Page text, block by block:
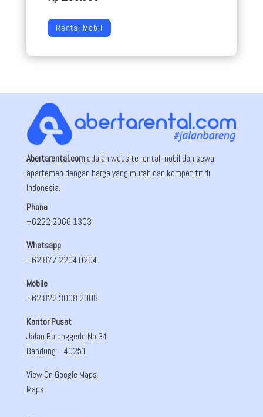
Rental Mobil
Abertarental.comadalah website rental mobil dan sewa
apartemen dengan harga yang murah dan kompetitif di
Indonesia.
Phone
+6222 2066 1303
Whatsapp
+62 877 2204 0204
Mobile
+62 822 3008 2008
Kantor Pusat
Jalan Balonggede No.34
Bandung – 40251
View On Google Maps
Maps